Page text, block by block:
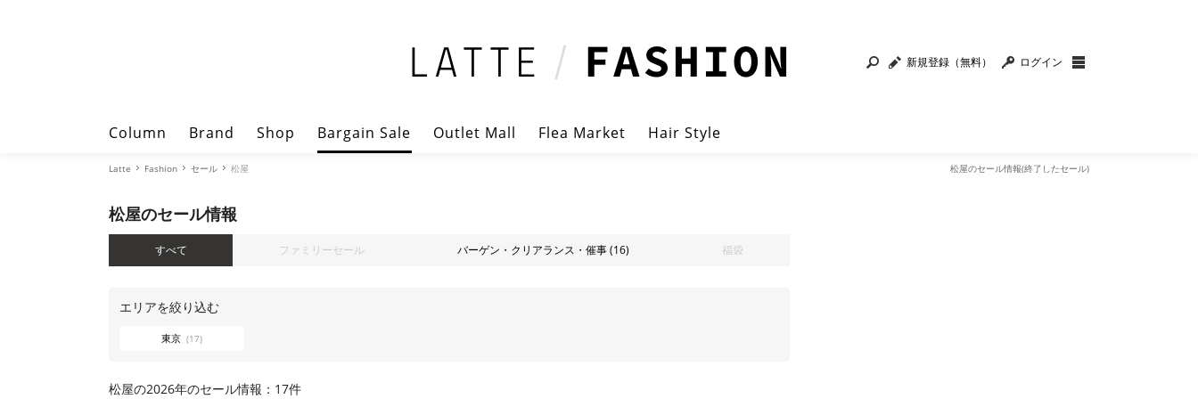
新規登録（無料） ログイン
Column Brand Shop Bargain Sale Outlet Mall Flea Market Hair Style
Latte Fashion セール 松屋 松屋のセール情報(終了したセール)
松屋のセール情報
すべて ファミリーセール バーゲン・クリアランス・催事(16) 福袋
エリアを絞り込む
東京 (17)
松屋の2026年のセール情報：17件